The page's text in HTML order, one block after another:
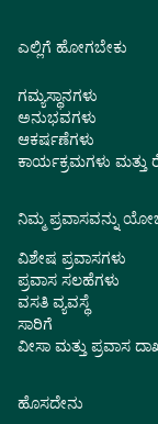
ಎಲ್ಲಿಗೆ ಹೋಗಬೇಕು
ಗಮ್ಯಸ್ಥಾನಗಳು
ಅನುಭವಗಳು
ಆಕರ್ಷಣೆಗಳು
ಕಾರ್ಯಕ್ರಮಗಳು
ನಿಮ್ಮ ಪ್ರವಾಸವನ್ನು
ವಿಶೇಷ ಪ್ರವಾಸಗಳು
ಪ್ರವಾಸ ಸಲಹೆಗಳು
ವಸತಿ ವ್ಯವಸ್ಥೆ
ಸಾರಿಗೆ
ವೀಸಾ ಮತ್ತು ಪ್ರವಾಸ
ಹೊಸದೇನು